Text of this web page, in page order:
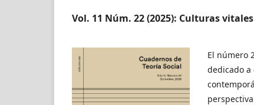
Vol. 11 Núm. 22 (2025): Culturas
El número
dedicado a